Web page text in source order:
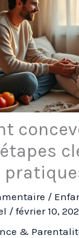
/
/février 10,
&